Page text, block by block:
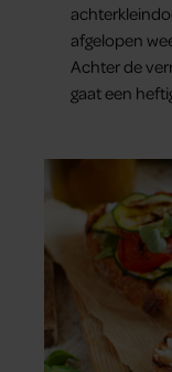
afgelopen
Achter de
gaat een